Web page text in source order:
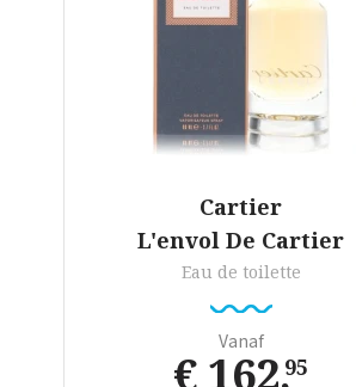
Cartier
L'envol De Cartier
Eau de toilette
Vanaf
€ 162,95